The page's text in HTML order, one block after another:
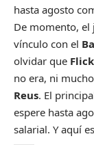
hasta agosto
De momento, el
vínculo con el
olvidar que Flick
no era, ni
Reus. El
espere hasta
salarial. Y aquí